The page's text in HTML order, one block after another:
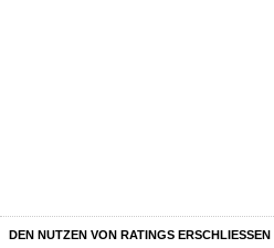
DEN NUTZEN VON RATINGS ERSCHLIESSEN